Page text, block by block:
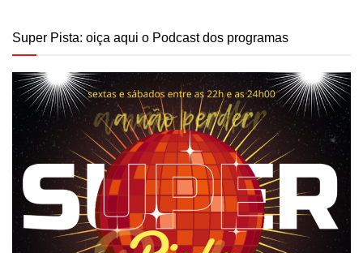
Super Pista: oiça aqui o Podcast dos programas